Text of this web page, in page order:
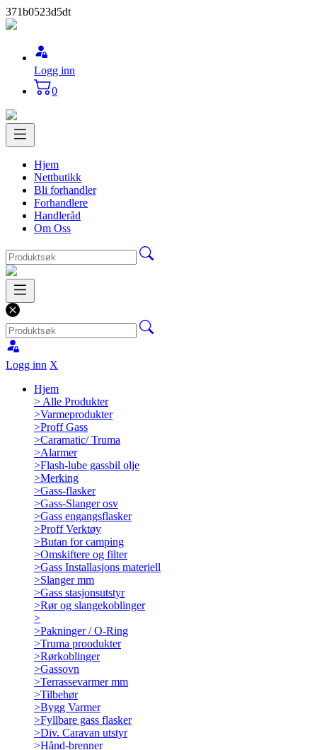
371b0523d5dt
Logg inn
0
Hjem
Nettbutikk
Bli forhandler
Forhandlere
Handleråd
Om Oss
Logg inn X
Hjem
> Alle Produkter
>Varmeprodukter
>Proff Gass
>Caramatic/ Truma
>Alarmer
>Flash-lube gassbil olje
>Merking
>Gass-flasker
>Gass-Slanger osv
>Gass engangsflasker
>Proff Verktøy
>Butan for camping
>Omskiftere og filter
>Gass Installasjons materiell
>Slanger mm
>Gass stasjonsutstyr
>Rør og slangekoblinger
>
>Pakninger / O-Ring
>Truma proodukter
>Rørkoblinger
>Gassovn
>Terrassevarmer mm
>Tilbehør
>Bygg Varmer
>Fyllbare gass flasker
>Div. Caravan utstyr
>Hånd-brenner